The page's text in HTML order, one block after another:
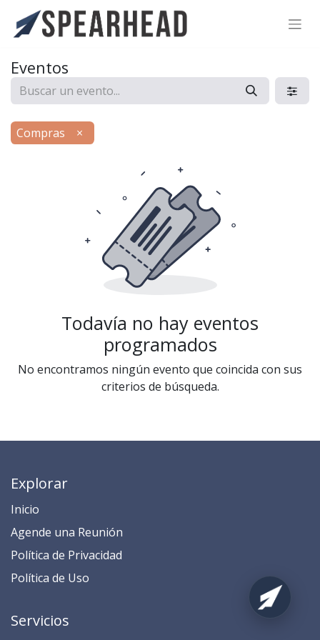
Eventos
Compras ×
Todavía no hay eventos
programados
No encontramos ningún evento que coincida con sus
criterios de búsqueda.
Explorar
Inicio
​​​​​​​​​​​​​​​​​​​​​​​​​​​​A​gend​e ​u​na​ Reunión​
​​​​​​P​o​l​ítica de Privacidad
​​​​​​​​​​​P​o​l​í​t​ic​a​ d​e ​U​so​
Servicios